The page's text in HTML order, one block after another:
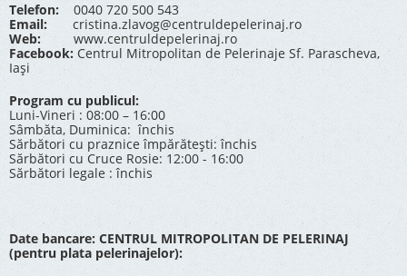
Telefon: 0040 720 500 543
Email:
cristina.zlavog@centruldepelerinaj.ro
Web:
www.centruldepelerinaj.ro
Facebook: Centrul Mitropolitan de Pelerinaje Sf. Parascheva,
Iași
Program cu publicul:
Luni-Vineri : 08:00 – 16:00
Sâmbăta, Duminica: închis
Sărbători cu praznice împărătești: închis
Sărbători cu Cruce Rosie: 12:00 - 16:00
Sărbători legale : închis
Date bancare: CENTRUL MITROPOLITAN DE PELERINAJ
(pentru plata pelerinajelor):